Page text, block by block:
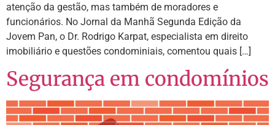
atenção da gestão, mas também de moradores e
funcionários. No Jornal da Manhã Segunda Edição da
Jovem Pan, o Dr. Rodrigo Karpat, especialista em direito
imobiliário e questões condominiais, comentou quais […]
Segurança em condomínios